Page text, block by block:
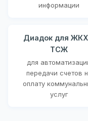
информации
Диадок для
ТСЖ
для
передачи счетов
оплату
услуг